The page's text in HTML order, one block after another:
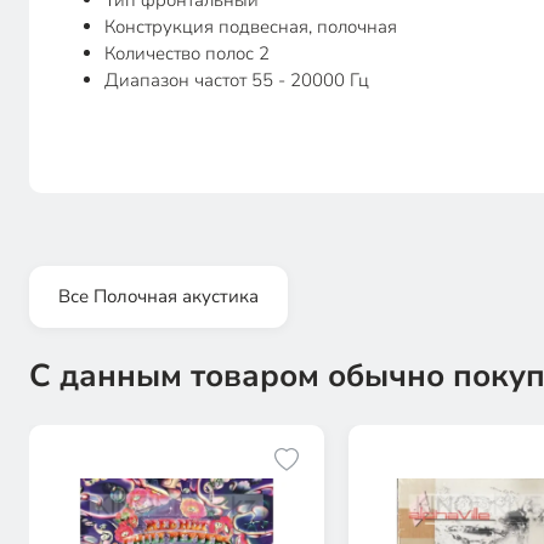
Конструкция подвесная, полочная
Количество полос 2
Диапазон частот 55 - 20000 Гц
Все Полочная акустика
С данным товаром обычно